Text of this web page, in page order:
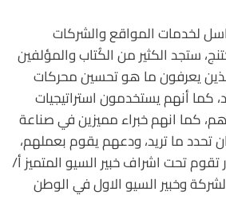
لخدمات المواقع والشركات
ستجد الكثير من الكُتاب والمؤلفين
يعرفون ما هو تحسين محركات
كما أنهم يستخدمون استراتيجيات
كما انهم خبراء مميزين في صناعة
تحدد ما تريد، ودعهم يقوم بعملهم،
تحت اشراف خبير السيو المتميز أ/
وخبير السيو الاول في الوطن